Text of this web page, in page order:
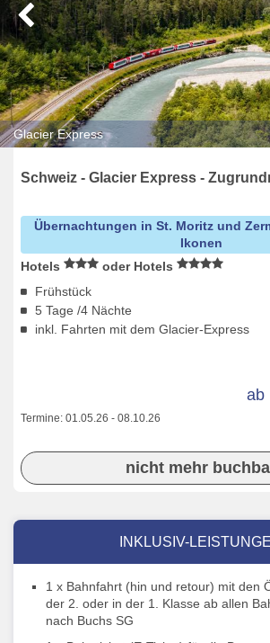
Glacier Express
Schweiz - Glacier Express -
Übernachtungen in St. Moritz und
Ikonen
Hotels
oder Hotels
Frühstück
5 Tage /4 Nächte
inkl. Fahrten mit dem Glacier-Express
Termine: 01.05.26 - 08.10.26
ab
nicht mehr
INKLUSIV-
1 x Bahnfahrt (hin und retour) mit den
der 2. oder in der 1. Klasse ab allen
nach Buchs SG